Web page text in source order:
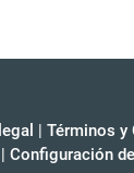
| Términos y
| Configuración